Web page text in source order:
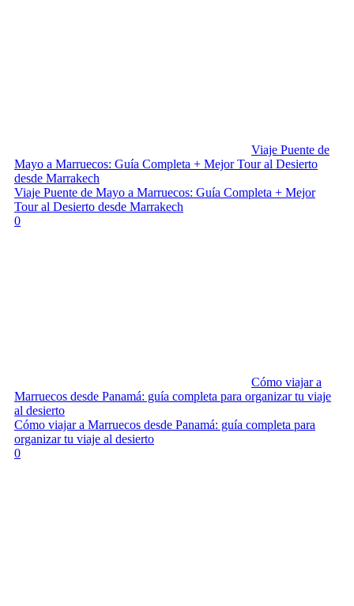
Viaje Puente de
Mayo a Marruecos: Guía Completa + Mejor Tour al Desierto
desde Marrakech
Viaje Puente de Mayo a Marruecos: Guía Completa + Mejor
Tour al Desierto desde Marrakech
0
Cómo viajar a
Marruecos desde Panamá: guía completa para organizar tu viaje
al desierto
Cómo viajar a Marruecos desde Panamá: guía completa para
organizar tu viaje al desierto
0